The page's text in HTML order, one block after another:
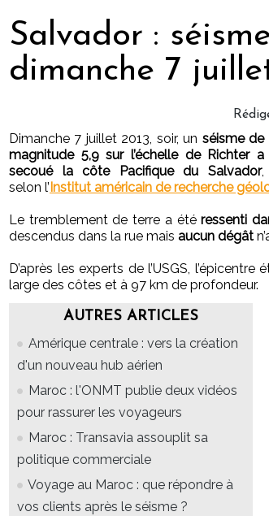
Salvador :
dimanche 7
Dimanche 7 juillet 2013, soir, un séisme de
magnitude 5,9 sur l’échelle de Richter a
secoué la côte Pacifique du Salvador,
selon l’Institut américain de recherche
Le tremblement de terre a étéressenti
descendus dans la rue mais aucun dégât
D’après les experts de l’USGS,
large des côtes et à 97 km de profondeur.
AUTRES ARTICLES
Amérique centrale : vers la création
d'un nouveau hub aérien
Maroc : l'ONMT publie deux vidéos
pour rassurer les voyageurs
Maroc : Transavia assouplit sa
politique commerciale
Voyage au Maroc : que répondre à
vos clients après le séisme ?